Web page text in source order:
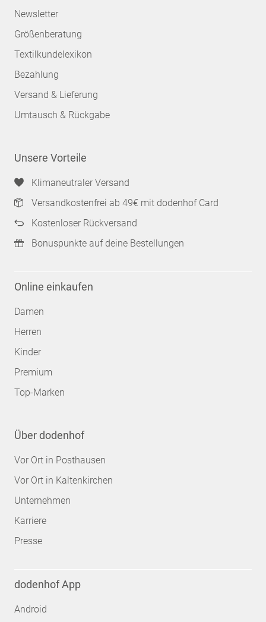
Newsletter
Größenberatung
Textilkundelexikon
Bezahlung
Versand & Lieferung
Umtausch & Rückgabe
Unsere Vorteile
Klimaneutraler Versand
Versandkostenfrei ab 49€ mit dodenhof Card
Kostenloser Rückversand
Bonuspunkte auf deine Bestellungen
Online einkaufen
Damen
Herren
Kinder
Premium
Top-Marken
Über dodenhof
Vor Ort in Posthausen
Vor Ort in Kaltenkirchen
Unternehmen
Karriere
Presse
dodenhof App
Android